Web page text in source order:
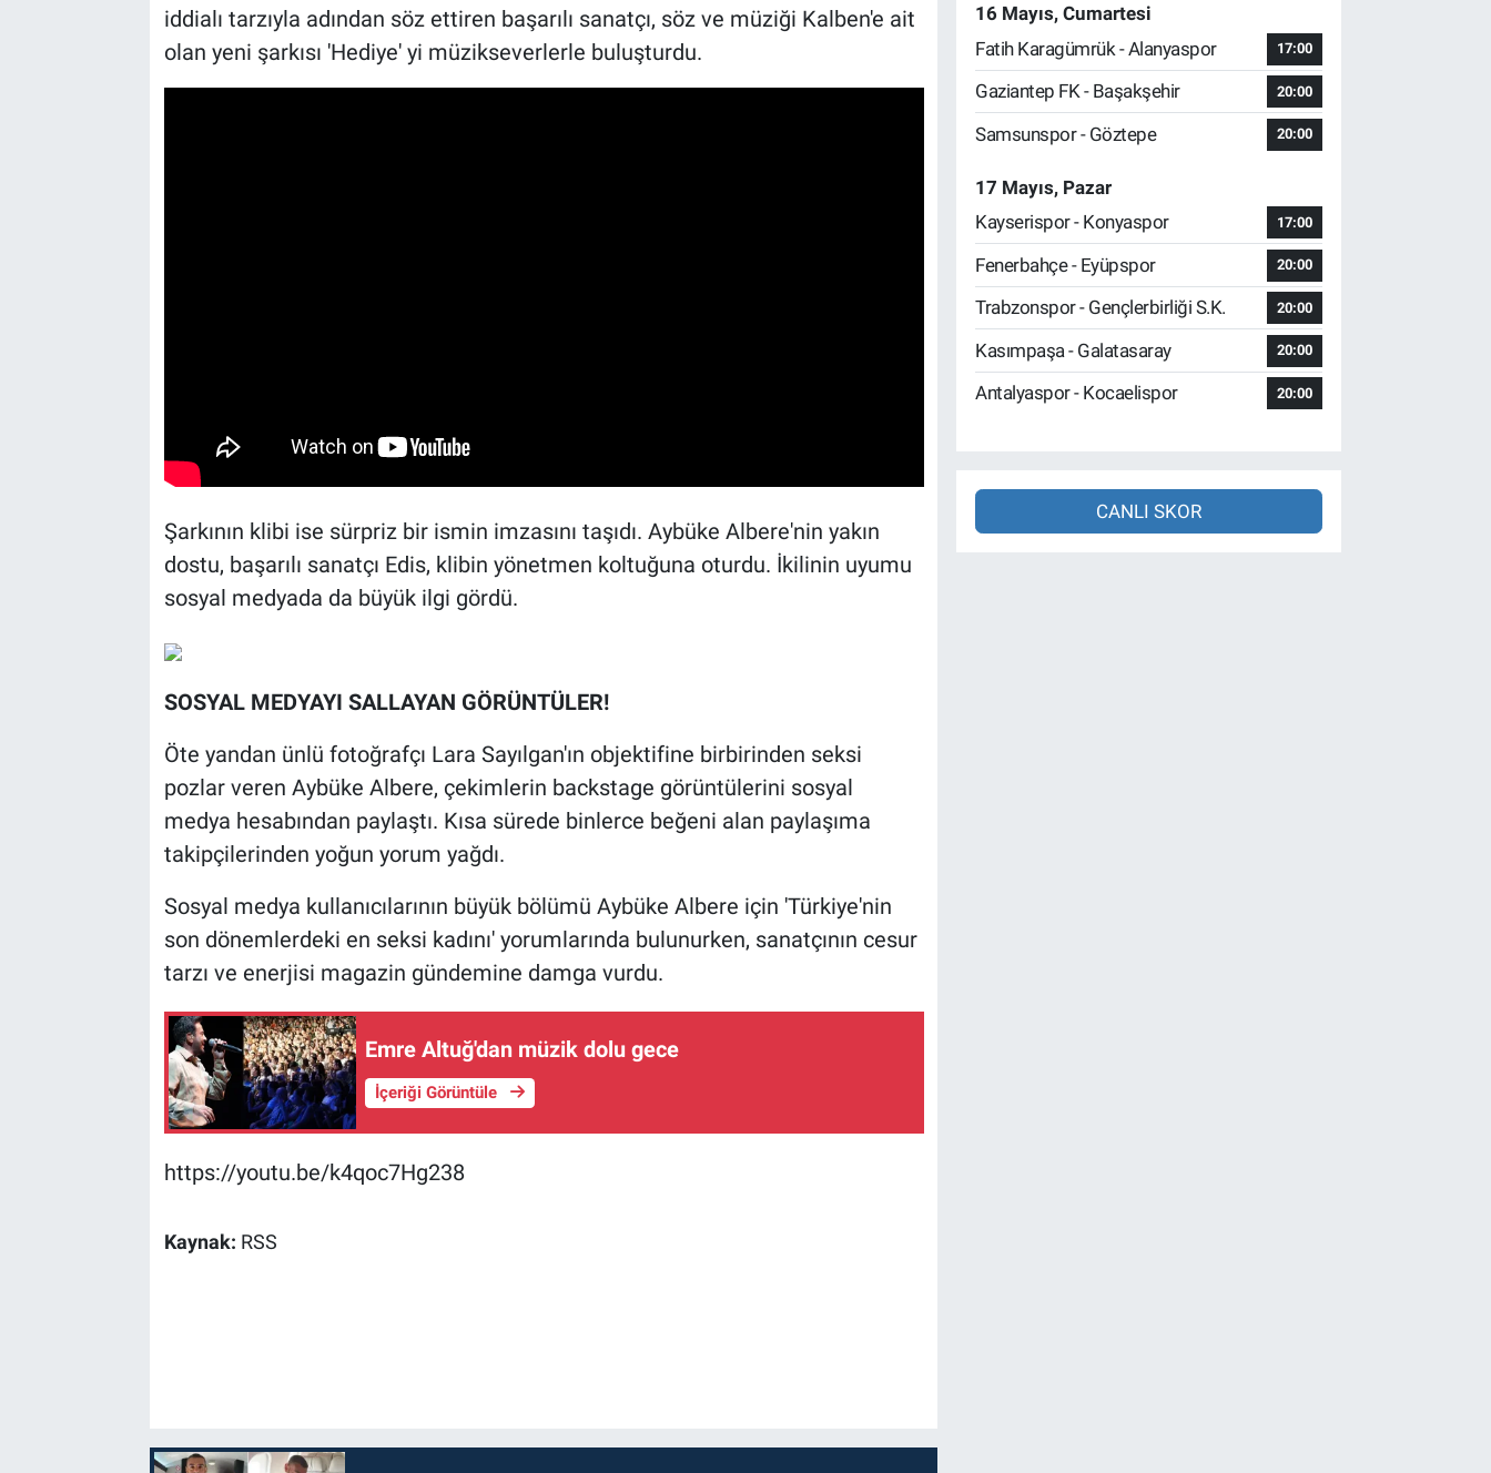
iddialı tarzıyla adından söz ettiren başarılı sanatçı, söz ve müziği Kalben'e ait
olan yeni şarkısı 'Hediye' yi müzikseverlerle buluşturdu.
Şarkının klibi ise sürpriz bir ismin imzasını taşıdı. Aybüke Albere'nin yakın
dostu, başarılı sanatçı Edis, klibin yönetmen koltuğuna oturdu. İkilinin uyumu
sosyal medyada da büyük ilgi gördü.
SOSYAL MEDYAYI SALLAYAN GÖRÜNTÜLER!
Öte yandan ünlü fotoğrafçı Lara Sayılgan'ın objektifine birbirinden seksi
pozlar veren Aybüke Albere, çekimlerin backstage görüntülerini sosyal
medya hesabından paylaştı. Kısa sürede binlerce beğeni alan paylaşıma
takipçilerinden yoğun yorum yağdı.
Sosyal medya kullanıcılarının büyük bölümü Aybüke Albere için 'Türkiye'nin
son dönemlerdeki en seksi kadını' yorumlarında bulunurken, sanatçının cesur
tarzı ve enerjisi magazin gündemine damga vurdu.
Emre Altuğ'dan müzik dolu gece
İçeriği Görüntüle
https://youtu.be/k4qoc7Hg238
Kaynak: RSS
16 Mayıs, Cumartesi
Fatih Karagümrük - Alanyaspor
17:00
Gaziantep FK - Başakşehir 20:00
Samsunspor - Göztepe 20:00
17 Mayıs, Pazar
Kayserispor - Konyaspor
17:00
Fenerbahçe - Eyüpspor 20:00
Trabzonspor - Gençlerbirliği S.K. 20:00
Kasımpaşa - Galatasaray 20:00
Antalyaspor - Kocaelispor 20:00
CANLI SKOR